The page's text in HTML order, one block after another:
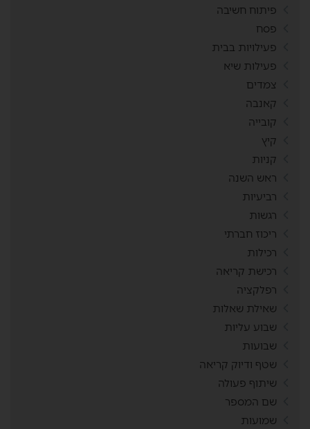
פיתוח חשיבה
פסח
פעילויות בבית
פעילות שיא
צמדים
קאנבה
קובייה
קיץ
קניות
ראש השנה
רביעיות
רגשות
ריכוז חברתי
רכילות
רכישת קריאה
רפלקציה
שאילת שאלות
שבוע עליות
שבועות
שטף ודיוק קריאה
שיתוף פעולה
שם המספר
שמועות